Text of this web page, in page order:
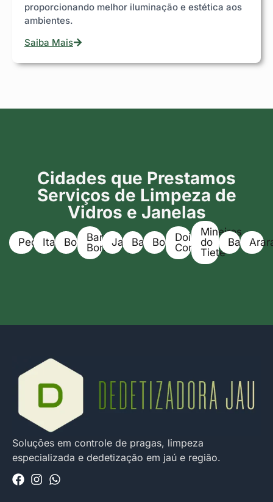
proporcionando melhor iluminação e estética aos
ambientes.
Saiba Mais
Cidades que Prestamos
Serviços de Limpeza de
Vidros e Janelas
Pederneiras
ItapuíBoracéia
Barra
BonitaJaú BaririBocaina
Dois
Corregos
Mineiros
do
Tietê
Bauru
Soluções em controle de pragas, limpeza
especializada e dedetização em jaú e região.